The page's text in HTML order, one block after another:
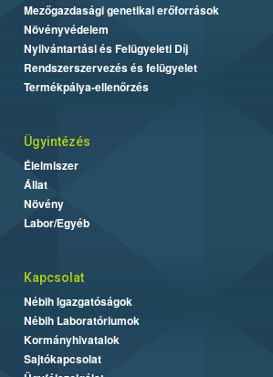
Mezőgazdasági genetikai erőforrások
Növényvédelem
Nyilvántartási és Felügyeleti Díj
Rendszerszervezés és felügyelet
Termékpálya-ellenőrzés
Ügyintézés
Élelmiszer
Állat
Növény
Labor/Egyéb
Kapcsolat
Nébih Igazgatóságok
Nébih Laboratóriumok
Kormányhivatalok
Sajtókapcsolat